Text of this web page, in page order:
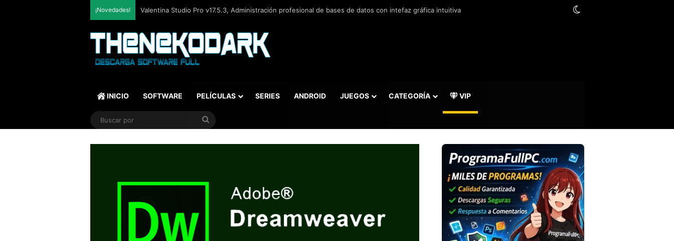
¡Novedades! SQLite Expert Professional v5.5.42.658, Administra bases de datos de la manera más fácil y rápida
INICIO SOFTWARE PELÍCULAS SERIES ANDROID JUEGOS CATEGORÍA VIP
Buscar